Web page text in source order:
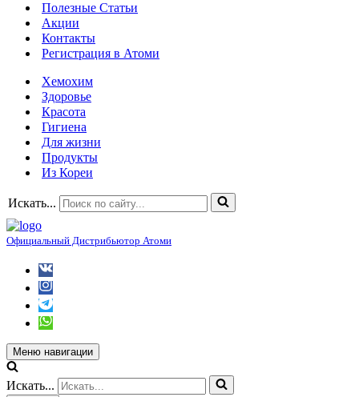
Полезные Статьи
Акции
Контакты
Регистрация в Атоми
Хемохим
Здоровье
Красота
Гигиена
Для жизни
Продукты
Из Кореи
Искать...
Официальный Дистрибьютор Атоми
Меню навигации
Искать...